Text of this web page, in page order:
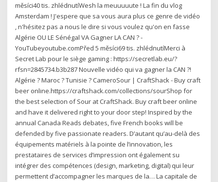
měsíci40 tis. zhlédnutíWesh la meuuuuute ! La fin du vlog
Amsterdam ! J'espere que sa vous aura plus ce genre de vidéo
, n'hésitez pas a nous le dire si vous voulez qu'on en fasse
Algérie OU LE Sénégal VA Gagner LA CAN ? -
YouTubeyoutube.comPřed 5 měsíci69 tis. zhlédnutíMerci à
Secret Lab pour le siège gaming : https://secretlab.eu/?
rfsn=2845734.b3b287 Nouvelle vidéo qui va gagner la CAN ?!
Algérie ? Maroc ? Tunisie ? CameroSour | CraftShack - Buy craft
beer online.https://craftshack.com/collections/sourShop for
the best selection of Sour at CraftShack. Buy craft beer online
and have it delivered right to your door step! Inspired by the
annual Canada Reads debates, five French books will be
defended by five passionate readers. D’autant qu’au-delà des
équipements matériels à la pointe de l’innovation, les
prestataires de services d’impression ont également su
intégrer des compétences (design, marketing, digital) qui leur
permettent d’accompagner les marques de la… La capitale de